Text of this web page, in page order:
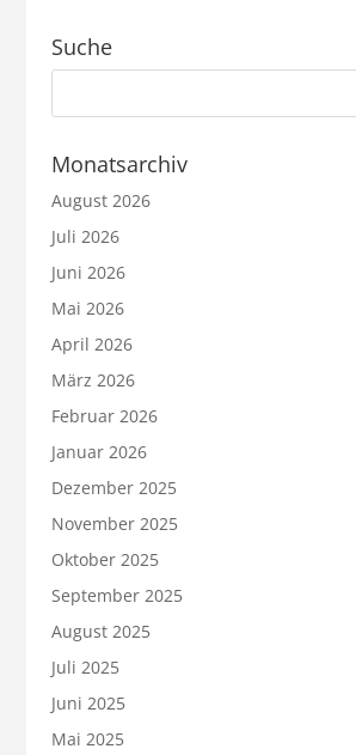
Suche
Monatsarchiv
August 2026
Juli 2026
Juni 2026
Mai 2026
April 2026
März 2026
Februar 2026
Januar 2026
Dezember 2025
November 2025
Oktober 2025
September 2025
August 2025
Juli 2025
Juni 2025
Mai 2025